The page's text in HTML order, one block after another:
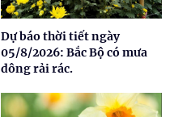
Dự báo thời tiết ngày
05/8/2026: Bắc Bộ có mưa
dông rải rác.